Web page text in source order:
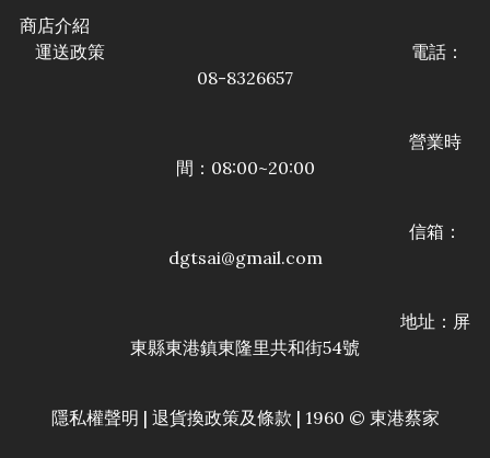
商店介紹
運送政策 電話：
08-8326657
營業時
間：08:00~20:00
信箱：
dgtsai@gmail.com
地址：屏
東縣東港鎮東隆里共和街54號
隱私權聲明 | 退貨換政策及條款 | 1960 © 東港蔡家